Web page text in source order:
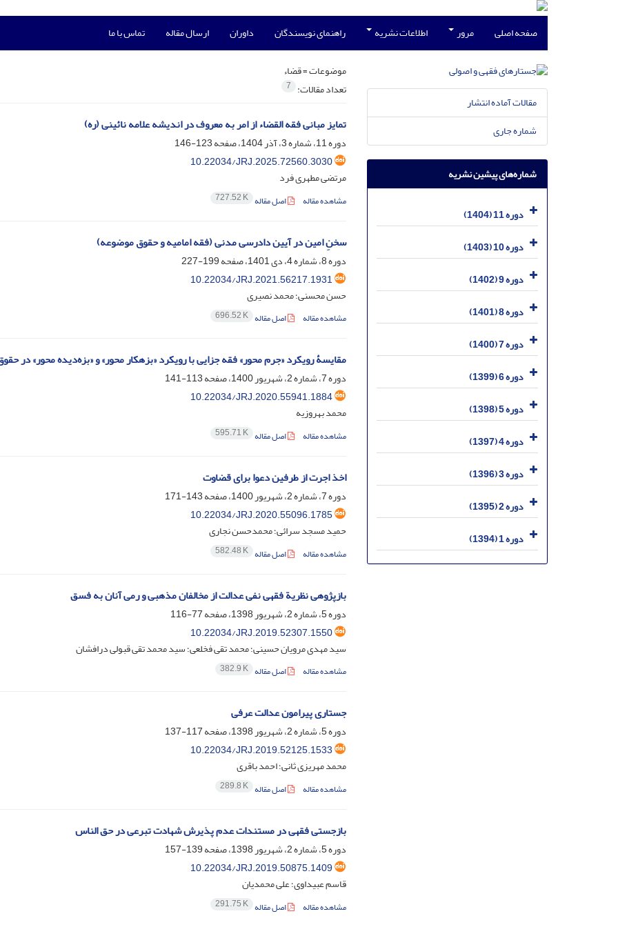
صفحه اصلی مرور اطلاعات نشریه راهنمای نویسندگان داوران ارسال مقاله تماس با ما
موضوعات =قضاء
تعداد مقالات: 7
تمایز مبانی فقه القضاء از امر به معروف در اندیشه علامه نائینی (ره)
دوره 11، شماره 3، آذر 1404، صفحه
123-146
10.22034/JRJ.2025.72560.3030
مرتضی مطهری فرد
مشاهده مقاله اصل مقاله 727.52 K
سخنِ امین در آیین دادرسی مدنی (فقه امامیه و حقوق موضوعه)
دوره 8، شماره 4، دی 1401، صفحه
199-227
10.22034/JRJ.2021.56217.1931
حسن محسنی؛ محمد نصیری
مشاهده مقاله اصل مقاله 696.52 K
مقایسۀ رویکرد «جرم محور» فقه جزایی با رویکرد «بزهکار محور» و «بزه‌دیده محور» در
دوره 7، شماره 2، شهریور 1400، صفحه
113-141
10.22034/JRJ.2020.55941.1884
محمد بهروزیه
مشاهده مقاله اصل مقاله 595.71 K
اخذ اجرت از طرفین دعوا برای قضاوت
دوره 7، شماره 2، شهریور 1400، صفحه
143-171
10.22034/JRJ.2020.55096.1785
حمید مسجد سرائی؛ محمدحسن نجاری
مشاهده مقاله اصل مقاله 582.48 K
بازپژوهی نظریة فقهی نفی عدالت از مخالفان مذهبی و رمی آنان به فسق
دوره 5، شماره 2، شهریور 1398، صفحه
77-116
10.22034/JRJ.2019.52307.1550
سید مهدی مرویان حسینی؛ محمد تقی فخلعی؛ سید محمد تقی قبولی درافشان
مشاهده مقاله اصل مقاله 382.9 K
جستاری پیرامون عدالت عرفی
دوره 5، شماره 2، شهریور 1398، صفحه
117-137
10.22034/JRJ.2019.52125.1533
محمد مهریزی ثانی؛ احمد باقری
مشاهده مقاله اصل مقاله 289.8 K
‏بازجستی فقهی در مستندات عدم پذیرش شهادت تبرعی در حق الناس
دوره 5، شماره 2، شهریور 1398، صفحه
139-157
10.22034/JRJ.2019.50875.1409
قاسم عبیداوی؛ علی محمدیان
مشاهده مقاله اصل مقاله 291.75 K
مقالات آماده انتشار
شماره جاری
شماره‌های پیشین نشریه
دوره 11 (1404)
دوره 10 (1403)
دوره 9 (1402)
دوره 8 (1401)
دوره 7 (1400)
دوره 6 (1399)
دوره 5 (1398)
دوره 4 (1397)
دوره 3 (1396)
دوره 2 (1395)
دوره 1 (1394)